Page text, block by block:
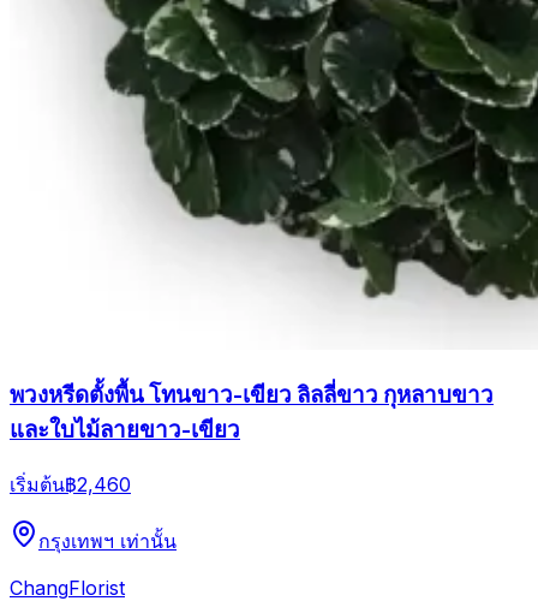
พวงหรีดตั้งพื้น โทนขาว-เขียว ลิลลี่ขาว กุหลาบขาว
และใบไม้ลายขาว-เขียว
เริ่มต้น฿2,460
กรุงเทพฯ เท่านั้น
ChangFlorist